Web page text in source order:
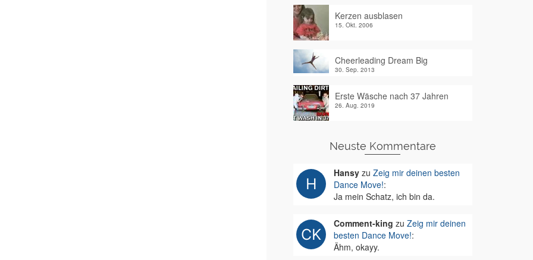
Kerzen ausblasen
15. Okt. 2006
Cheerleading Dream Big
30. Sep. 2013
Erste Wäsche nach 37 Jahren
26. Aug. 2019
Neuste Kommentare
Hansyzu Zeig mir deinen besten
Dance Move!:
Ja mein Schatz, ich bin da.
Comment-king zu Zeig mir deinen
besten Dance Move!:
Ähm, okayy.